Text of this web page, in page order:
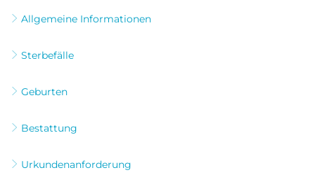
Allgemeine Informationen
Sterbefälle
Geburten
Bestattung
Urkundenanforderung